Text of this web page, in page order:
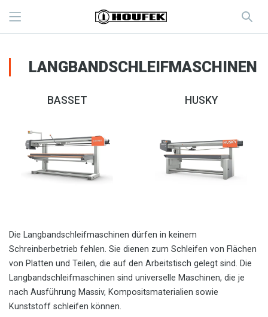
LANGBANDSCHLEIFMASCHINEN
BASSET HUSKY
Die Langbandschleifmaschinen dürfen in keinem
Schreinberbetrieb fehlen. Sie dienen zum Schleifen von Flächen
von Platten und Teilen, die auf den Arbeitstisch gelegt sind. Die
Langbandschleifmaschinen sind universelle Maschinen, die je
nach Ausführung Massiv, Kompositsmaterialien sowie
Kunststoff schleifen können.